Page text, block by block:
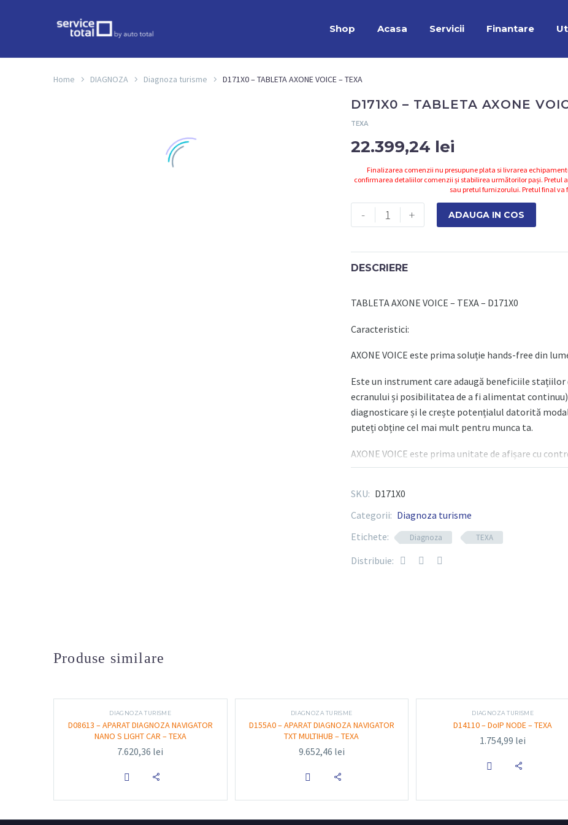
Shop Acasa Servicii Finantare
Home DIAGNOZA Diagnoza turisme D171X0 – TABLETA AXONE VOICE – TEXA
D171X0 – TABLETA AXONE
TEXA
22.399,24 lei
Finalizarea comenzii nu presupune plata si livrarea
confirmarea detaliilor comenzii și stabilirea următorilor pași. Pretul
sau pretul furnizorului. Pretul final
-
Cantitate
D171X0
AXONE
-
+ ADAUGA IN COS
DESCRIERE
TABLETA AXONE VOICE – TEXA – D171X0
Caracteristici:
AXONE VOICE este prima soluție hands-free din
Este un instrument care adaugă beneficiile
ecranului și posibilitatea de a fi alimentat
diagnosticare și le crește potențialul datorită
puteți obține cel mai mult pentru munca ta.
AXONE VOICE este prima unitate de afișare cu
cu Microsoft® concepută pentru a vă sprijini pe
Este, de asemenea, primul instrument care
diagnosticare protejate furnizate de producător.
AFFIȘARE ȘI REZOLUȚIE Ecran Gorilla® Glass de 13,3”.
GRAFICA Intel® Iris® Xe Graphics
RĂCIRE Fără ventilator
Stocare RAM 16 GB LPDDR4 dual channel 3200 Mhz
Carcasa de magneziu
SKU: D171X0
Categorii: Diagnoza turisme
Etichete:
Diagnoza TEXA
Distribuie:
Produse similare
DIAGNOZA TURISME
D08613 – APARAT DIAGNOZA NAVIGATOR
NANO S LIGHT CAR – TEXA
7.620,36 lei

DIAGNOZA TURISME
D155A0 – APARAT DIAGNOZA NAVIGATOR
TXT MULTIHUB – TEXA
9.652,46 lei

DIAGNOZA TURISME
D14110 – DoIP NODE – TEXA
1.754,99 lei
